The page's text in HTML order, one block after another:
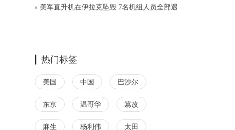
美军直升机在伊拉克坠毁 7名机组人员全部遇
热门标签
美国 中国 巴沙尔
东京 温哥华 篡改
麻生 杨利伟 太田